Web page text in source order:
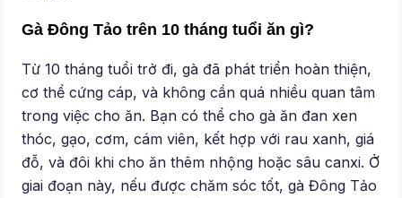
Gà Đông Tảo trên 10 tháng tuổi ăn gì?
Từ 10 tháng tuổi trở đi, gà đã phát triển hoàn thiện,
cơ thể cứng cáp, và không cần quá nhiều quan tâm
trong việc cho ăn. Bạn có thể cho gà ăn đan xen
thóc, gạo, cơm, cám viên, kết hợp với rau xanh, giá
đỗ, và đôi khi cho ăn thêm nhộng hoặc sâu canxi. Ở
giai đoạn này, nếu được chăm sóc tốt, gà Đông Tảo